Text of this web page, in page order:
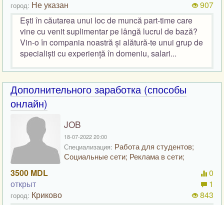
город: Не указан
907
Ești în căutarea unui loc de muncă part-time care
vine cu venit suplimentar pe lângă lucrul de bază?
Vin-o în compania noastră și alătură-te unui grup de
specialiști cu experiență în domeniu, salari...
Дополнительного заработка (способы
онлайн)
JOB
18-07-2022 20:00
Специализация: Работа для студентов;
Социальные сети; Реклама в сети;
3500 MDL
открыт
город: Криково
0
1
843